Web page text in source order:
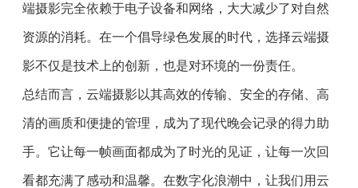
端摄影完全依赖于电子设备和网络，大大减少了对自然
资源的消耗。在一个倡导绿色发展的时代，选择云端摄
影不仅是技术上的创新，也是对环境的一份责任。
总结而言，云端摄影以其高效的传输、安全的存储、高
清的画质和便捷的管理，成为了现代晚会记录的得力助
手。它让每一帧画面都成为了时光的见证，让每一次回
看都充满了感动和温馨。在数字化浪潮中，让我们用云